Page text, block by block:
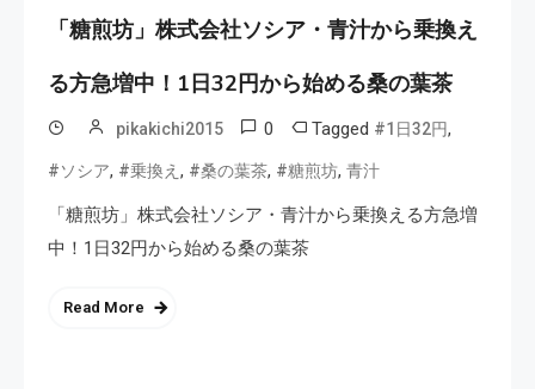
「糖煎坊」株式会社ソシア・青汁から乗換え
る方急増中！1日32円から始める桑の葉茶
pikakichi2015 0 Tagged #1日32円,
#ソシア, #乗換え , #桑の葉茶, #糖煎坊, 青汁
「糖煎坊」株式会社ソシア・青汁から乗換える方急増
中！1日32円から始める桑の葉茶
Read More